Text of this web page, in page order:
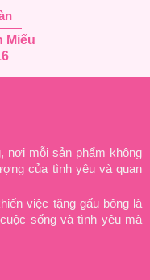
Miếu
nơi mỗi sản phẩm không
của tình yêu và quan
việc tặng gấu bông là
sống và tình yêu mà